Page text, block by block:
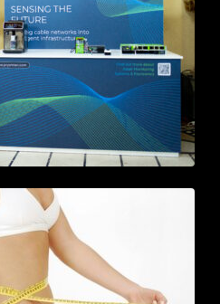
Wegovy® generează o scădere
până la 22,6% la femei în
și reduce la jumătate